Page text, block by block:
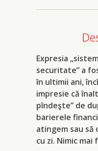
Expresia
securitate” a
în ultimii ani,
impresie că
pîndeşte” de
barierele
atingem sau să
cu zi. Nimic mai